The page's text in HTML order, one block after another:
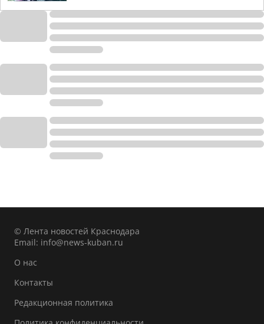
© Лента новостей Краснодара
Email: info@news-kuban.ru
О нас
Контакты
Редакционная политика